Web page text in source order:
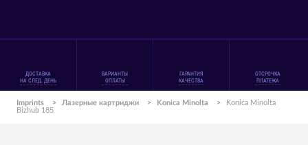
ДОСТАВКА
НА СЛЕД. ДЕНЬ
ВАРИАНТЫ
ОПЛАТЫ
ГАРАНТИЯ
КАЧЕСТВА
ОТСРОЧКА
ПЛАТЕЖА
Imprints > Лазерные картриджи > Konica Minolta >
Konica Minolta
Bizhub 185